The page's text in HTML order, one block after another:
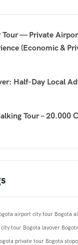
Tour — Private
(Economic &
Half-Day Local
Tour – 20.000
airport city tour Bogota
city tour Bogota layover
private tour Bogota